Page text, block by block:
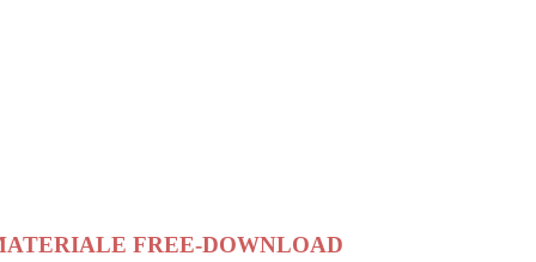
FREE-DOWNLOAD